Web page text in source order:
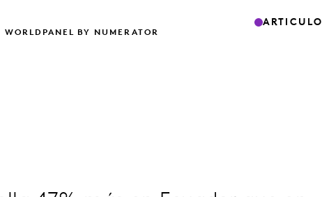
BY NUMERATOR
ARTICULO